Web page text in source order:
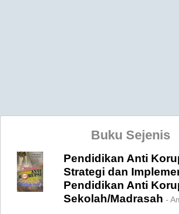
Buku Sejenis
Pendidikan Anti
Strategi dan
Pendidikan Anti
Sekolah/Madrasah -